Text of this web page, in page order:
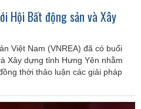
Hội Bất động sản và Xây
Việt Nam (VNREA) đã có buổi
Xây dựng tỉnh Hưng Yên nhằm
thời thảo luận các giải pháp